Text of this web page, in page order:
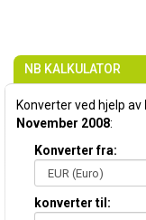
NB KALKULATOR
Konverter ved hjelp av
November 2008:
Konverter fra:
konverter til: